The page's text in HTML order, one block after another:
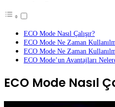
ECO Mode Nasıl Çalışır?
ECO Mode Ne Zaman
ECO Mode Ne Zaman
ECO Mode’un Avantajları
ECO Mode Nasıl